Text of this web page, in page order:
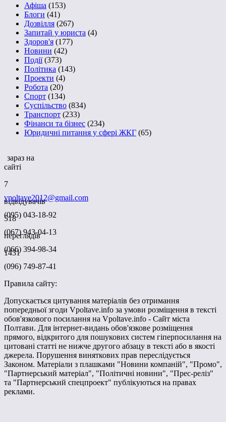
Афіша (153)
Блоги (41)
Дозвілля (267)
Запитай у юриста (4)
Здоров'я (177)
Новини (42)
Події(373)
Політика (143)
Проекти (4)
Робота (20)
Спорт (134)
Суспільство (834)
Транспорт (233)
Фінанси та бізнес (234)
Юридичні питання у сфері ЖКГ (65)
зараз на
сайті
7
відвідувачів
518
переглядів
1431
vpoltave2012@gmail.com
(095) 043-18-92
(067) 943-04-13
(066) 394-98-34
(096) 749-87-41
Правила сайту:
Допускається цитування матеріалів без отримання
попередньої згоди Vpoltave.info за умови розміщення в тексті
обов'язкового посилання на Vpoltave.info - Сайт міста
Полтави. Для інтернет-видань обов'язкове розміщення
прямого, відкритого для пошукових систем гіперпосилання на
цитовані статті не нижче другого абзацу в тексті або в якості
джерела. Порушення виняткових прав переслідується
Законом. Матеріали з плашками "Новини компаній", "Промо",
"Партнерський матеріал", "Політичні новини", "Прес-реліз"
та "Партнерський спецпроект" публікуються на правах
реклами.